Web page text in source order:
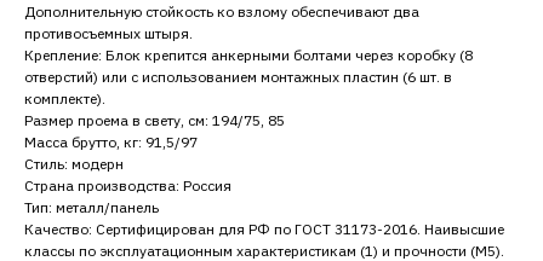
Дополнительную стойкость ко взлому обеспечивают два
противосъемных штыря.
Крепление: Блок крепится анкерными болтами через коробку (8
отверстий) или с использованием монтажных пластин (6 шт. в
комплекте).
Размер проема в свету, см: 194/75, 85
Масса брутто, кг: 91,5/97
Стиль: модерн
Страна производства: Россия
Тип: металл/панель
Качество: Сертифицирован для РФ по ГОСТ 31173-2016. Наивысшие
классы по эксплуатационным характеристикам (1) и прочности (М5).